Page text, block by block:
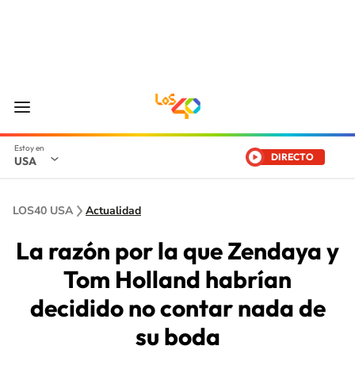
USA DIRECTO
LOS40 USA Actualidad
La razón por la que Zendaya y
Tom Holland habrían
decidido no contar nada de
su boda